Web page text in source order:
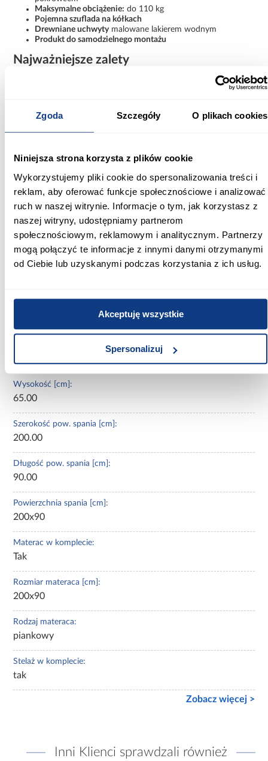
Zgoda Szczegóły O plikach cookies
Niniejsza strona korzysta z plików cookie
Wykorzystujemy pliki cookie do spersonalizowania treści i
reklam, aby oferować funkcje społecznościowe i analizować
ruch w naszej witrynie. Informacje o tym, jak korzystasz z
naszej witryny, udostępniamy partnerom
społecznościowym, reklamowym i analitycznym. Partnerzy
mogą połączyć te informacje z innymi danymi otrzymanymi
od Ciebie lub uzyskanymi podczas korzystania z ich usług.
Akceptuję wszystkie
Spersonalizuj
Maksymalne obciążenie: do 110 kg
Pojemna szuflada na kółkach
Drewniane uchwyty malowane lakierem wodnym
Produkt do samodzielnego montażu
Najważniejsze zalety
Stelaż FLEX z elastycznych listew sprężynujących
Nowoczesny biały kolor pasujący do wielu aranżacji
Solidna konstrukcja o nośności do 110 kg
wodnym
Kompletny zestaw do samodzielnego montażu
Łóżko MARCEL 200x90 białe z szufladą
wygody, trwałości i funkcjonalności. Dzięki praktycznej
przestrzeni do przechowywania oraz nowoczesnemu wyglądowi
zapewniając komfortowy sen i porządek każdego dnia.
Informacje Informacje o produkcie
Wysokość [cm]:
65.00
Szerokość pow. spania [cm]:
200.00
Długość pow. spania [cm]:
90.00
Powierzchnia spania [cm]:
200x90
Materac w komplecie:
Tak
Rozmiar materaca [cm]:
200x90
Rodzaj materaca:
piankowy
Stelaż w komplecie:
tak
Zobacz więcej >
Inni Klienci sprawdzali również